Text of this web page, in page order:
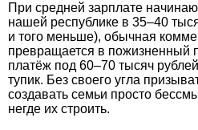
При средней зарплате
нашей республике в 35–40
и того меньше), обычная
превращается в пожизненный
платёж под 60–70 тысяч
тупик. Без своего угла
создавать семьи просто
негде их строить.